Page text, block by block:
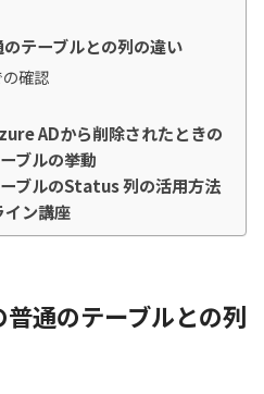
テーブルとの列の違い
確認
ADから削除されたときの
ブルの挙動
ブルのStatus 列の活用方法
イン講座
通のテーブルとの列